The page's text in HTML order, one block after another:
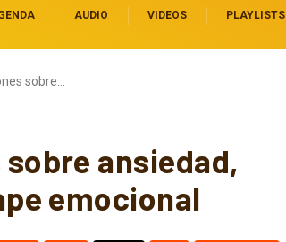
AUDIO VIDEOS PLAYLISTS
sobre…
ansiedad,
emocional